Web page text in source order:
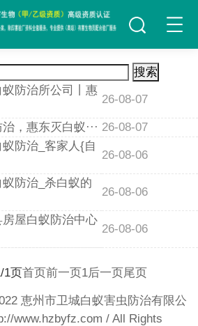
搜索
防治所公司丨惠
26-08-07
，惠东灭白蚁··· 26-08-07
防治_客家人{自
26-08-06
防治_杀白蚁的
26-08-06
屋白蚁防治中心
26-08-06
1页首页前一页1后一页尾页
恵州市卫城白蚁害虫防治有限公
www.hzbyfz.com / All Rights